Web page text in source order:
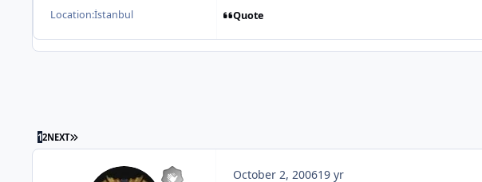
Location:İstanbul Quote
12NEXT
October 2, 200619 yr